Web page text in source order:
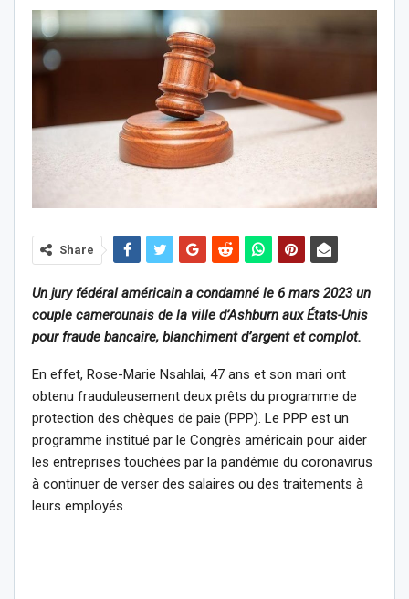
Share
Un jury fédéral américain a condamné le 6 mars 2023 un
couple camerounais de la ville d’Ashburn aux États-Unis
pour fraude bancaire, blanchiment d’argent et complot.
En effet, Rose-Marie Nsahlai, 47 ans et son mari ont
obtenu frauduleusement deux prêts du programme de
protection des chèques de paie (PPP). Le PPP est un
programme institué par le Congrès américain pour aider
les entreprises touchées par la pandémie du coronavirus
à continuer de verser des salaires ou des traitements à
leurs employés.